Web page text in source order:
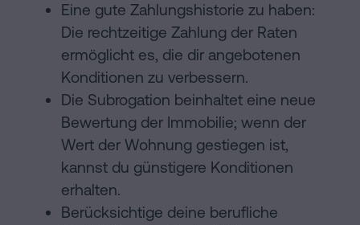
Eine gute Zahlungshistorie zu haben:
Die rechtzeitige Zahlung der Raten
ermöglicht es, die dir angebotenen
Konditionen zu verbessern.
Die Subrogation beinhaltet eine neue
Bewertung der Immobilie; wenn der
Wert der Wohnung gestiegen ist,
kannst du günstigere Konditionen
erhalten.
Berücksichtige deine berufliche